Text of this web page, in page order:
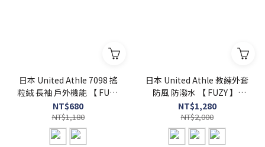
日本 United Athle 7098 搖
粒絨 長袖 戶外機能 【 FUZY
】- UA7098
NT$680
NT$1,180
日本 United Athle 教練外套
防風 防潑水 【 FUZY 】-
UA7448
NT$1,280
NT$2,000